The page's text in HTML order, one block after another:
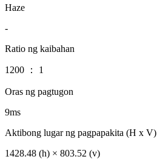
Haze
-
Ratio ng kaibahan
1200 ： 1
Oras ng pagtugon
9ms
Aktibong lugar ng pagpapakita (H x V)
1428.48 (h) × 803.52 (v)